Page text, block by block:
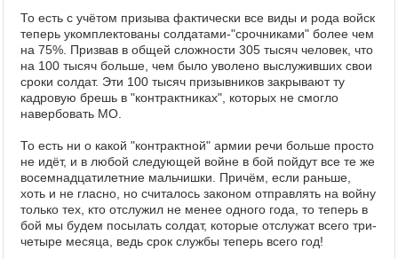
То есть с учётом призыва фактически все виды и рода войск
теперь укомплектованы солдатами-"срочниками" более чем
на 75%. Призвав в общей сложности 305 тысяч человек, что
на 100 тысяч больше, чем было уволено выслуживших свои
сроки солдат. Эти 100 тысяч призывников закрывают ту
кадровую брешь в "контрактниках", которых не смогло
навербовать МО.
То есть ни о какой "контрактной" армии речи больше просто
не идёт, и в любой следующей войне в бой пойдут все те же
восемнадцатилетние мальчишки. Причём, если раньше,
хоть и не гласно, но считалось законом отправлять на войну
только тех, кто отслужил не менее одного года, то теперь в
бой мы будем посылать солдат, которые отслужат всего три-
четыре месяца, ведь срок службы теперь всего год!